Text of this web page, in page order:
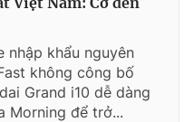
nhập khẩu nguyên
không công bố
Grand i10 dễ dàng
Morning để trở...